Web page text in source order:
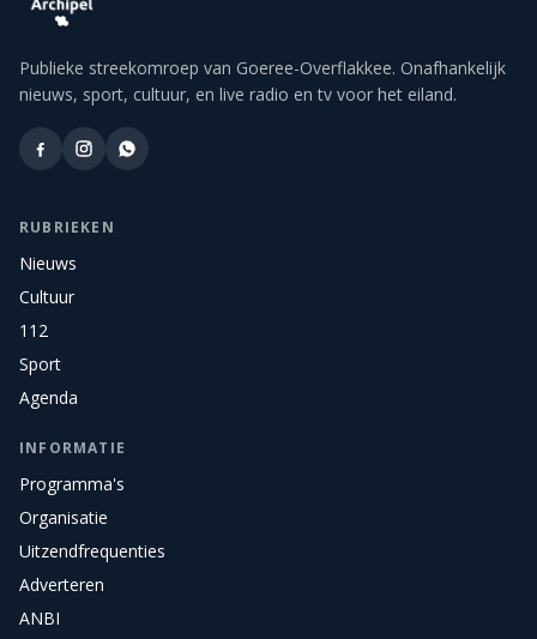
Publieke streekomroep van Goeree-Overflakkee. Onafhankelijk
nieuws, sport, cultuur, en live radio en tv voor het eiland.
RUBRIEKEN
Nieuws
Cultuur
112
Sport
Agenda
INFORMATIE
Programma's
Organisatie
Uitzendfrequenties
Adverteren
ANBI